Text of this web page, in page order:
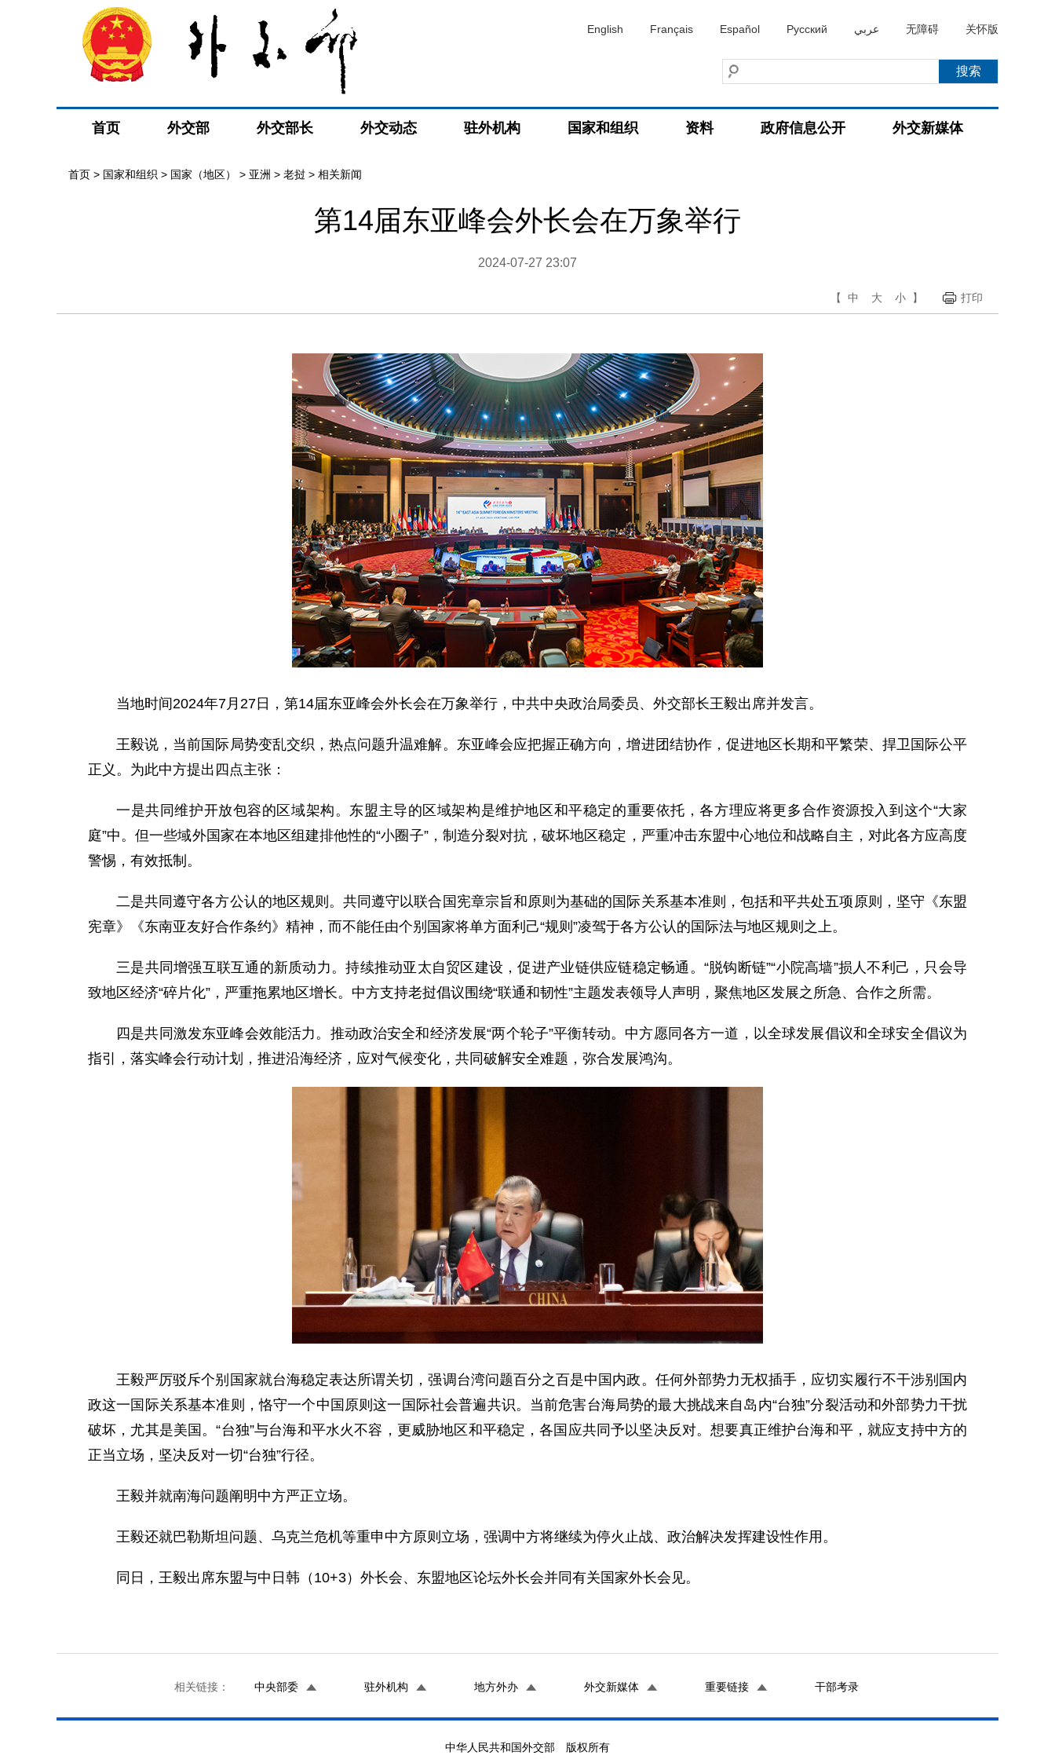
English Français Español Русский عربي 无障碍 关怀版
首页 外交部 外交部长 外交动态 驻外机构 国家和组织 资料 政府信息公开 外交新媒体
首页 > 国家和组织 > 国家（地区） > 亚洲 > 老挝 > 相关新闻
第14届东亚峰会外长会在万象举行
2024-07-27 23:07
【 中 大 小 】 打印
当地时间2024年7月27日，第14届东亚峰会外长会在万象举行，中共中央政治局委员、外交部长王毅出席并发言。
王毅说，当前国际局势变乱交织，热点问题升温难解。东亚峰会应把握正确方向，增进团结协作，促进地区长期和平繁荣、捍卫国际公平
正义。为此中方提出四点主张：
一是共同维护开放包容的区域架构。东盟主导的区域架构是维护地区和平稳定的重要依托，各方理应将更多合作资源投入到这个“大家
庭”中。但一些域外国家在本地区组建排他性的“小圈子”，制造分裂对抗，破坏地区稳定，严重冲击东盟中心地位和战略自主，对此各方应高度
警惕，有效抵制。
二是共同遵守各方公认的地区规则。共同遵守以联合国宪章宗旨和原则为基础的国际关系基本准则，包括和平共处五项原则，坚守《东盟
宪章》《东南亚友好合作条约》精神，而不能任由个别国家将单方面利己“规则”凌驾于各方公认的国际法与地区规则之上。
三是共同增强互联互通的新质动力。持续推动亚太自贸区建设，促进产业链供应链稳定畅通。“脱钩断链”“小院高墙”损人不利己，只会导
致地区经济“碎片化”，严重拖累地区增长。中方支持老挝倡议围绕“联通和韧性”主题发表领导人声明，聚焦地区发展之所急、合作之所需。
四是共同激发东亚峰会效能活力。推动政治安全和经济发展“两个轮子”平衡转动。中方愿同各方一道，以全球发展倡议和全球安全倡议为
指引，落实峰会行动计划，推进沿海经济，应对气候变化，共同破解安全难题，弥合发展鸿沟。
王毅严厉驳斥个别国家就台海稳定表达所谓关切，强调台湾问题百分之百是中国内政。任何外部势力无权插手，应切实履行不干涉别国内
政这一国际关系基本准则，恪守一个中国原则这一国际社会普遍共识。当前危害台海局势的最大挑战来自岛内“台独”分裂活动和外部势力干扰
破坏，尤其是美国。“台独”与台海和平水火不容，更威胁地区和平稳定，各国应共同予以坚决反对。想要真正维护台海和平，就应支持中方的
正当立场，坚决反对一切“台独”行径。
王毅并就南海问题阐明中方严正立场。
王毅还就巴勒斯坦问题、乌克兰危机等重申中方原则立场，强调中方将继续为停火止战、政治解决发挥建设性作用。
同日，王毅出席东盟与中日韩（10+3）外长会、东盟地区论坛外长会并同有关国家外长会见。
相关链接： 中央部委 驻外机构 地方外办 外交新媒体 重要链接 干部考录
中华人民共和国外交部 版权所有